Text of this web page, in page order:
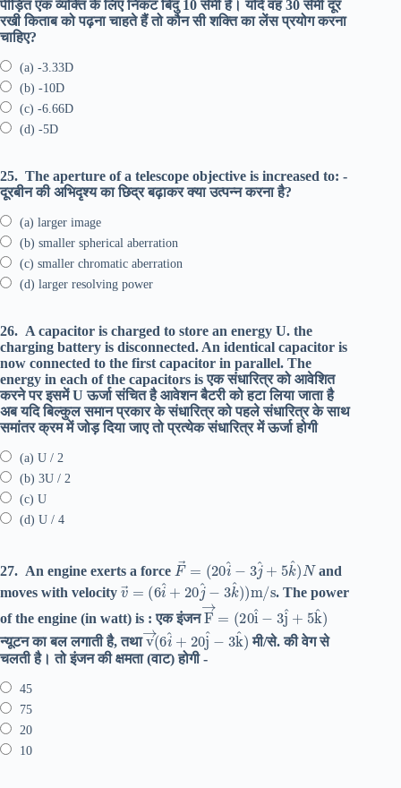
पीड़ित एक व्यक्ति के लिए निकट बिंदु 10 सेमी है। यदि वह 30 सेमी दूर
रखी किताब को पढ़ना चाहते हैं तो कौन सी शक्ति का लेंस प्रयोग करना
चाहिए?
(a) -3.33D
(b) -10D
(c) -6.66D
(d) -5D
25. The aperture of a telescope objective is increased to: -
दूरबीन की अभिदृश्य का छिद्र बढ़ाकर क्या उत्पन्न करना है?
(a) larger image
(b) smaller spherical aberration
(c) smaller chromatic aberration
(d) larger resolving power
26. A capacitor is charged to store an energy U. the
charging battery is disconnected. An identical capacitor is
now connected to the first capacitor in parallel. The
energy in each of the capacitors is एक संधारित्र को आवेशित
करने पर इसमें U ऊर्जा संचित है आवेशन बैटरी को हटा लिया जाता है
अब यदि बिल्कुल समान प्रकार के संधारित्र को पहले संधारित्र के साथ
समांतर क्रम में जोड़ दिया जाए तो प्रत्येक संधारित्र में ऊर्जा होगी
(a) U / 2
(b) 3U / 2
(c) U
(d) U / 4
27. An engine exerts a force F→
(20 ^−3j 5k ^ N
and
moves with velocity v =
(6 + 20 ^−3k )) m/
. The power
of the engine (in watt) is : एक इंजनF→ =
(20 ^−3j +5k ^ )
न्यूटन का बल लगाती है, तथाv→( ^ +20 ^−3 k^)
मी/से. की वेग से
चलती है। तो इंजन की क्षमता (वाट) होगी -
45
75
20
10